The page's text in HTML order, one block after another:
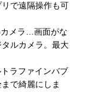
で遠隔操作も可
メラ…画面がな
ルカメラ。最大
ラファインバブ
で綺麗にしま